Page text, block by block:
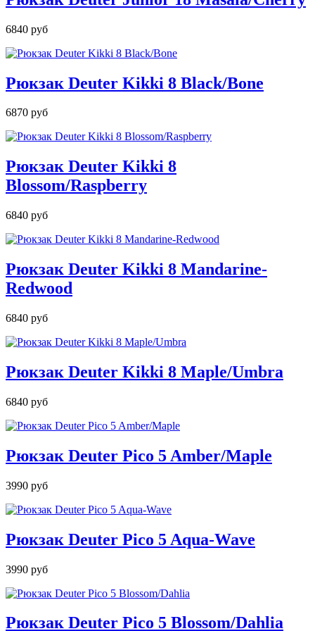
6840 руб
Рюкзак Deuter Kikki 8 Black/Bone
6870 руб
Рюкзак Deuter Kikki 8
Blossom/Raspberry
6840 руб
Рюкзак Deuter Kikki 8 Mandarine-
Redwood
6840 руб
Рюкзак Deuter Kikki 8 Maple/Umbra
6840 руб
Рюкзак Deuter Pico 5 Amber/Maple
3990 руб
Рюкзак Deuter Pico 5 Aqua-Wave
3990 руб
Рюкзак Deuter Pico 5 Blossom/Dahlia